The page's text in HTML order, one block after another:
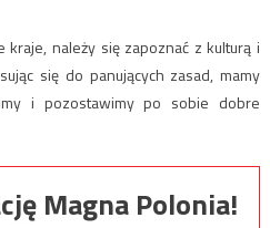
kraje, należy się zapoznać z kulturą i
się do panujących zasad, mamy
i pozostawimy po sobie dobre
Magna Polonia!